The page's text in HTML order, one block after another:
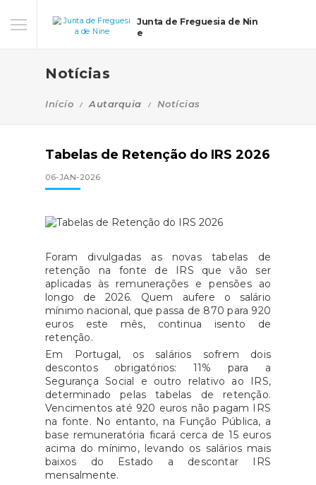
Junta de Freguesia de Nin
e
Notícias
Início Autarquia Notícias
Tabelas de Retenção do IRS 2026
06-JAN-2026
Foram divulgadas as novas tabelas de
retenção na fonte de IRS que vão ser
aplicadas às remunerações e pensões ao
longo de 2026. Quem aufere o salário
mínimo nacional, que passa de 870 para 920
euros este mês, continua isento de
retenção.
Em Portugal, os salários sofrem dois
descontos obrigatórios: 11% para a
Segurança Social e outro relativo ao IRS,
determinado pelas tabelas de retenção.
Vencimentos até 920 euros não pagam IRS
na fonte. No entanto, na Função Pública, a
base remuneratória ficará cerca de 15 euros
acima do mínimo, levando os salários mais
baixos do Estado a descontar IRS
mensalmente.